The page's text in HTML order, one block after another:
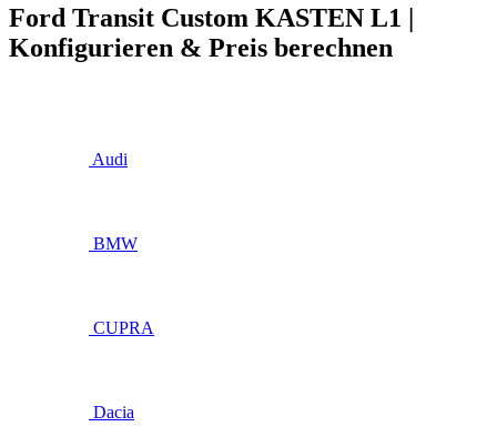
Ford Transit Custom KASTEN L1 |
Konfigurieren & Preis berechnen
Audi
BMW
CUPRA
Dacia